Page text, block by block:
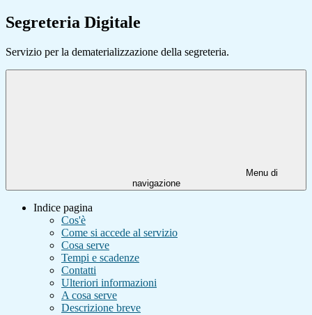
Segreteria Digitale
Servizio per la dematerializzazione della segreteria.
Menu di
navigazione
Indice pagina
Cos'è
Come si accede al servizio
Cosa serve
Tempi e scadenze
Contatti
Ulteriori informazioni
A cosa serve
Descrizione breve